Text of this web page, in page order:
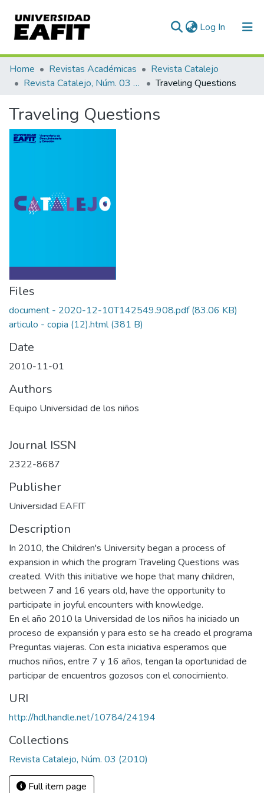
Log In (current)
Communities & Collections
All of DSpace
Statistics
Home Revistas Académicas
Revista Catalejo
Revista Catalejo, Núm. 03 (2010)
Traveling Questions
Traveling Questions
Files
document - 2020-12-10T142549.908.pdf(83.06 KB)
articulo - copia (12).html(381 B)
Date
2010-11-01
Authors
Equipo Universidad de los niños
Journal ISSN
2322-8687
Publisher
Universidad EAFIT
Description
In 2010, the Children's University began a process of
expansion in which the program Traveling Questions was
created. With this initiative we hope that many children,
between 7 and 16 years old, have the opportunity to
participate in joyful encounters with knowledge.
En el año 2010 la Universidad de los niños ha iniciado un
proceso de expansión y para esto se ha creado el programa
Preguntas viajeras. Con esta iniciativa esperamos que
muchos niños, entre 7 y 16 años, tengan la oportunidad de
participar de encuentros gozosos con el conocimiento.
URI
http://hdl.handle.net/10784/24194
Collections
Revista Catalejo, Núm. 03 (2010)
Full item page